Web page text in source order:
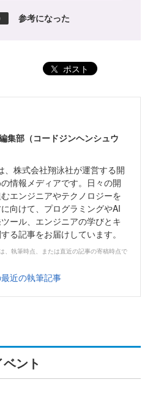
参考になった
ポスト
集部（コードジンヘンシュウ
、株式会社翔泳社が運営する開
情報メディアです。日々の開
エンジニアやテクノロジーを
向けて、プログラミングやAI
ール、エンジニアの学びとキ
る記事をお届けしています。
、執筆時点、または直近の記事の寄稿時点で
近の執筆記事
ベント